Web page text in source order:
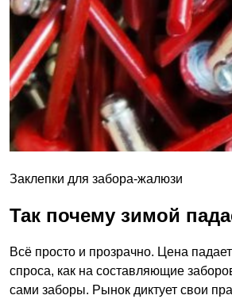
Заклепки для забора-жалюзи
Так почему зимой
Всё просто и прозрачно. Цена падает
спроса, как на составляющие
сами заборы. Рынок диктует свои